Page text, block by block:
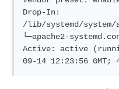
Drop-In:
/lib/systemd/system/
└─apache2-
Active: active
09-14 12:23:56 GMT;